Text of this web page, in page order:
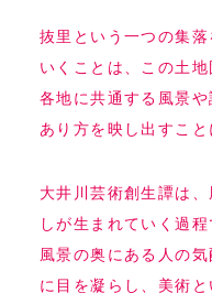
抜里という一つの集
いくことは、この土
各地に共通する風景
あり方を映し出すこと
大井川芸術創生譚は
しが生まれていく過程
風景の奥にある人の
に目を凝らし、美術